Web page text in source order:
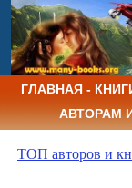
ГЛАВНАЯ -
АВТОРАМ
ТОП авторов и